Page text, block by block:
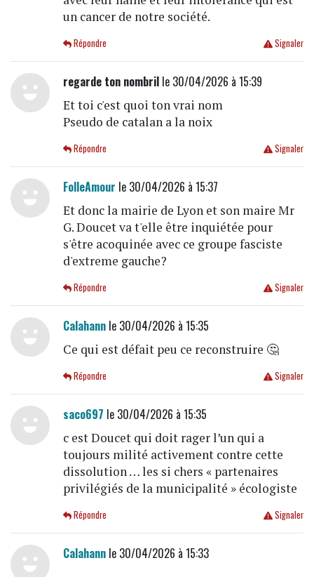
un cancer de notre société.
Signaler
Répondre
regarde ton nombrille 30/04/2026 à 15:39
Et toi c'est quoi ton vrai nom
Pseudo de catalan a la noix
Signaler
Répondre
FolleAmour le 30/04/2026 à 15:37
Et donc la mairie de Lyon et son maire Mr
G. Doucet va t'elle être inquiétée pour
s'être acoquinée avec ce groupe fasciste
d'extreme gauche?
Signaler
Répondre
Calahannle 30/04/2026 à 15:35
Ce qui est défait peu ce reconstruire 🤔
Signaler
Répondre
saco697 le 30/04/2026 à 15:35
c est Doucet qui doit rager l’un qui a
toujours milité activement contre cette
dissolution … les si chers « partenaires
privilégiés de la municipalité » écologiste
Signaler
Répondre
Calahannle 30/04/2026 à 15:33